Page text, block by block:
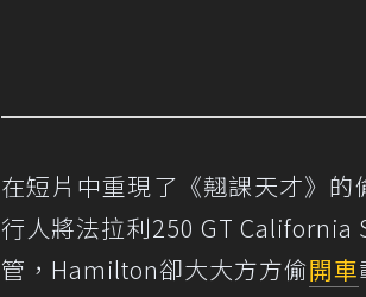
在短片中重現了《翹課天才》
行人將法拉利250 GT
管，Hamilton卻大大方方偷開車